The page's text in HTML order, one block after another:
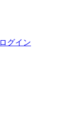
グイン